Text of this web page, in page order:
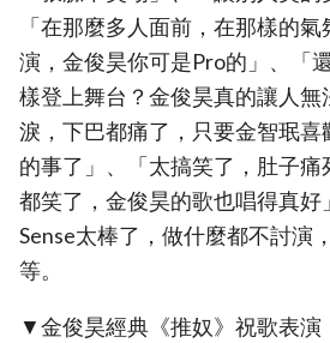
「在那麼多人面前，在那樣的
演，金俊昊你可是Pro的」、「
樣登上舞台？金俊昊真的讓人
淚，下巴都痛了，只要金智珉喜
的事了」、「太搞笑了，肚子痛
都笑了，金俊昊的歌也唱得真
Sense太棒了，做什麼都不討演
等。
▼金俊昊經典《推奴》祝歌表演